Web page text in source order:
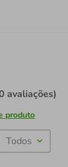
avaliações)
produto
Todos